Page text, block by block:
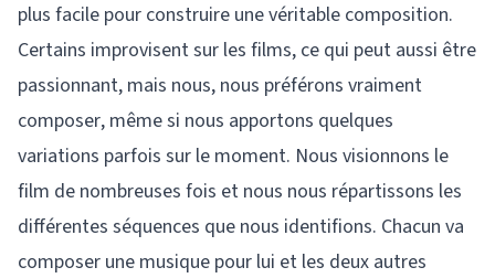
plus facile pour construire une véritable composition.
Certains improvisent sur les films, ce qui peut aussi être
passionnant, mais nous, nous préférons vraiment
composer, même si nous apportons quelques
variations parfois sur le moment. Nous visionnons le
film de nombreuses fois et nous nous répartissons les
différentes séquences que nous identifions. Chacun va
composer une musique pour lui et les deux autres